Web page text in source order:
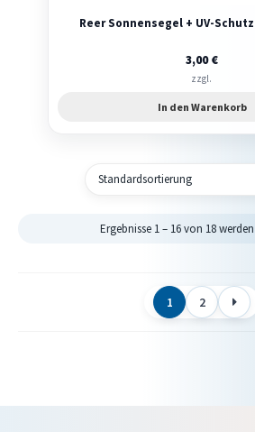
Reer Sonnensegel + UV-
3,00€
zzgl.
In den Warenkorb
Ergebnisse 1 – 16 von 18
1 2